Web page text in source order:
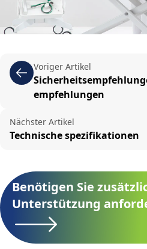
Voriger Artikel
empfehlungen
Nächster Artikel
Technische spezifikationen
Benötigen Sie
Unterstützung